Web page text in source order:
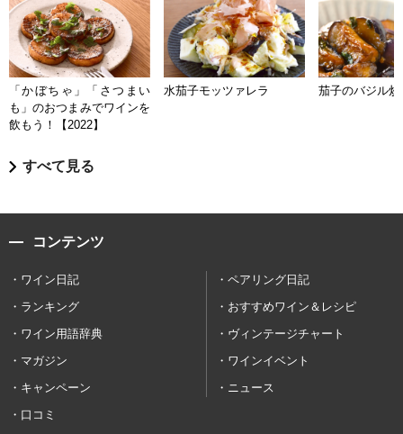
「かぼちゃ」「さつまい
も」のおつまみでワインを
飲もう！【2022】
水茄子モッツァレラ 茄子のバジル炒
すべて見る
コンテンツ
ワイン日記
ペアリング日記
ランキング
おすすめワイン＆レシピ
ワイン用語辞典
ヴィンテージチャート
マガジン
ワインイベント
キャンペーン
ニュース
口コミ